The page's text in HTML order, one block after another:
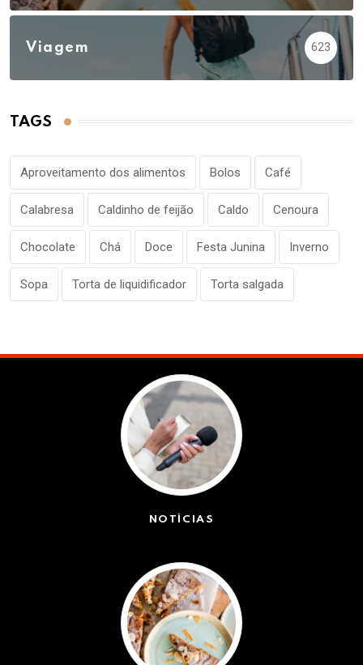
Viagem 623
TAGS
Aproveitamento dos alimentos Bolos Café
Calabresa Caldinho de feijão Caldo Cenoura
Chocolate Chá Doce Festa Junina Inverno
Sopa Torta de liquidificador Torta salgada
NOTÍCIAS